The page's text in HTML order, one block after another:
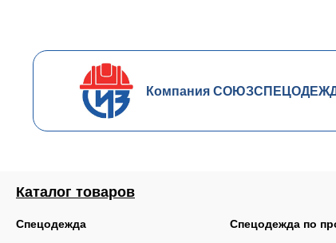
Компания СОЮЗСПЕЦОДЕЖДА
Каталог товаров
Спецодежда Спецодежда по